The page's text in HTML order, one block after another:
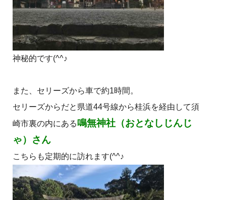
神秘的です(^^♪
また、セリーズから車で約1時間。
セリーズからだと県道44号線から桂浜を経由して須
崎市裏の内にある鳴無神社（おとなしじんじ
ゃ）さん
こちらも定期的に訪れます(^^♪